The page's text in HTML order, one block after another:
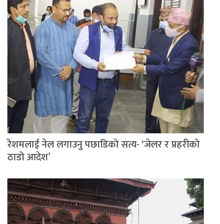
रेशमलाई नेल लगाउनु पछाडिको सत्य- ‘जेलर र प्रहरीको
ठाडो आदेश’